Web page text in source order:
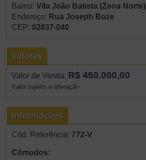
Bairro: Vila João Batista (Zona Norte)
Endereço: Rua Joseph Boze
CEP: 02837-040
Valores
Valor de Venda: R$ 450.000,00
Valor sujeito a alteração
Informações
Cód. Referência: 772-V
Cômodos: